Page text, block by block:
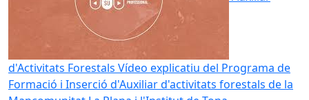
d'Activitats Forestals Vídeo explicatiu del Programa de
Formació i Inserció d'Auxiliar d'activitats forestals de la